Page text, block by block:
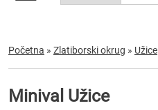
Početna » Zlatiborski okrug » Užice
Minival Užice